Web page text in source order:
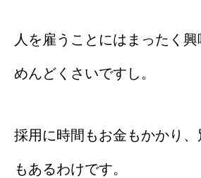
人を雇うことにはまったく興
めんどくさいですし。
採用に時間もお金もかかり、
もあるわけです。